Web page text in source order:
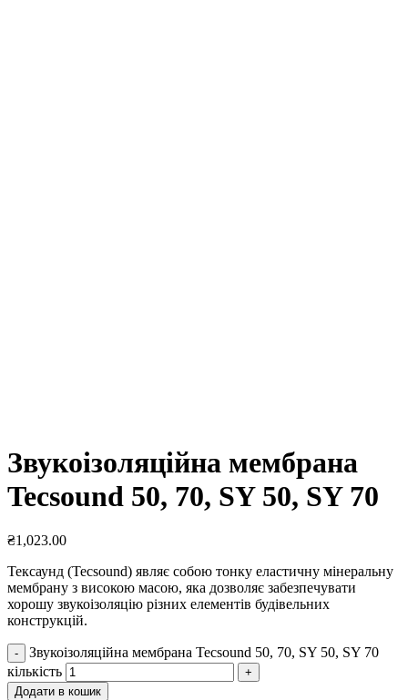
Звукоізоляційна мембрана
Tecsound 50, 70, SY 50, SY 70
₴1,023.00
Тексаунд (Tecsound) являє собою тонку еластичну мінеральну
мембрану з високою масою, яка дозволяє забезпечувати
хорошу звукоізоляцію різних елементів будівельних
конструкцій.
Звукоізоляційна мембрана Tecsound 50, 70, SY 50, SY 70
кількість
Додати в кошик